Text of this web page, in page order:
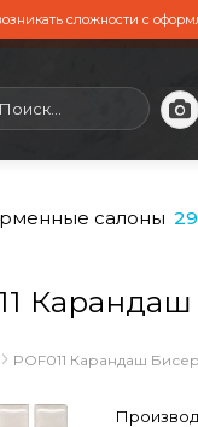
сложности с
салоны 29
POF011 Карандаш